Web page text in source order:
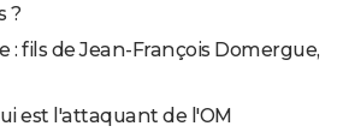
?
: fils de Jean-François Domergue,
est l'attaquant de l'OM